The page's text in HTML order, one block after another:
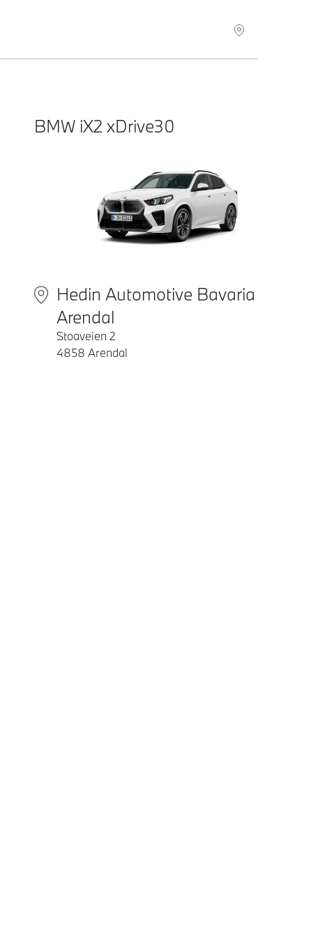
BMW iX2 xDrive30
Hedin Automotive Bavaria
Arendal
Stoaveien 2
4858 Arendal